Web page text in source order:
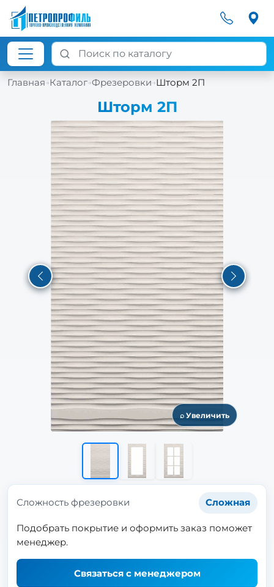
Главная→Каталог→Фрезеровки→Шторм 2П
Шторм 2П
⌕ Увеличить
Previous Next
Сложность фрезеровки Сложная
Подобрать покрытие и оформить заказ поможет
менеджер.
Связаться с менеджером